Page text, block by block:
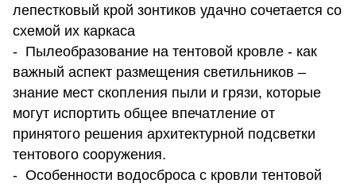
лепестковый крой зонтиков удачно сочетается со
схемой их каркаса
- Пылеобразование на тентовой кровле - как
важный аспект размещения светильников –
знание мест скопления пыли и грязи, которые
могут испортить общее впечатление от
принятого решения архитектурной подсветки
тентового сооружения.
- Особенности водосброса с кровли тентовой